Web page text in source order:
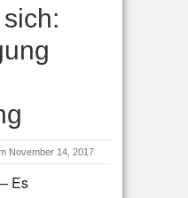
November 14, 2017
Es